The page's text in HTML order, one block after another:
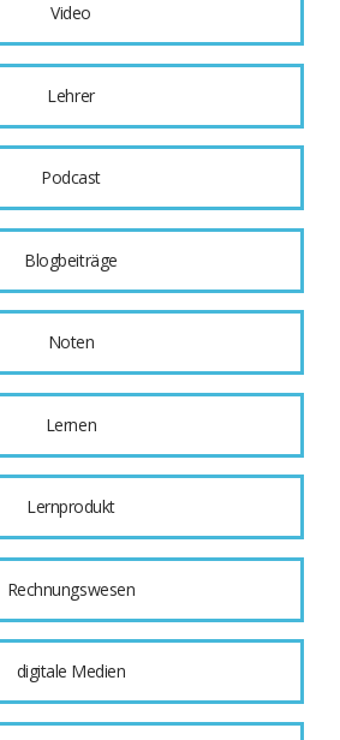
Video
Lehrer
Podcast
Blogbeiträge
Noten
Lernen
Lernprodukt
Rechnungswesen
digitale Medien